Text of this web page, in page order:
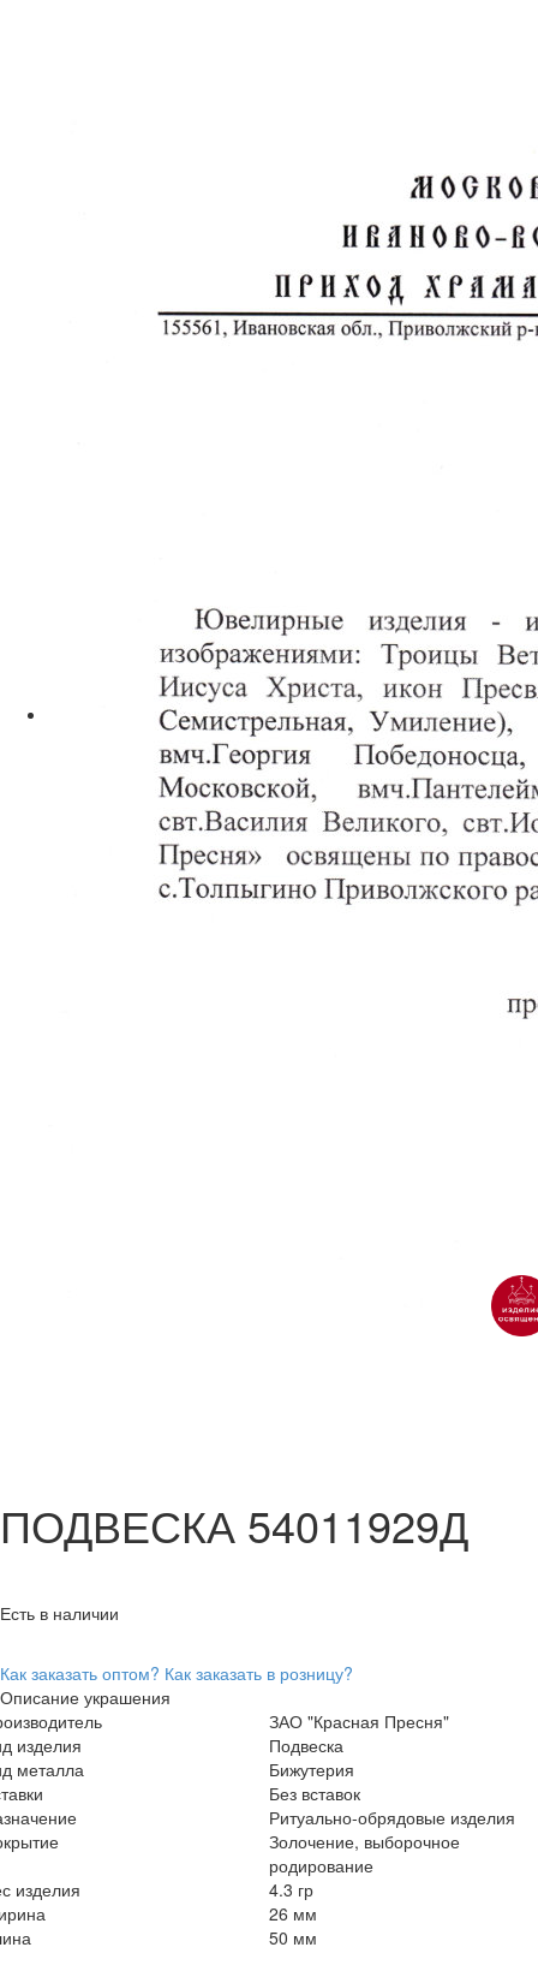
ПОДВЕСКА 54011929Д
Есть в наличии
Как заказать оптом? Как заказать в розницу?
Описание украшения
ЗАО "Красная Пресня"
изделия
Подвеска
металла
Бижутерия
Без вставок
Ритуально-обрядовые изделия
Золочение, выборочное
родирование
изделия
4.3 гр
26 мм
50 мм